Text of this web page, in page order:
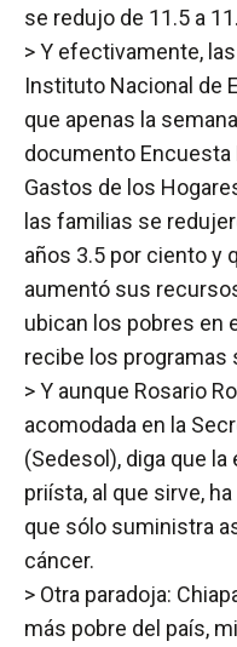
se redujo de 11.5 a
> Y efectivamente,
Instituto Nacional de
que apenas la
documento
Gastos de los
las familias se
años 3.5 por ciento y
aumentó sus
ubican los pobres en
recibe los programas
> Y aunque Rosario
acomodada en la
(Sedesol), diga que
priísta, al que sirve,
que sólo suministra
cáncer.
> Otra paradoja:
más pobre del país,